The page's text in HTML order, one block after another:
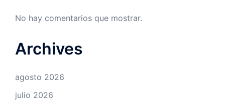
No hay comentarios que mostrar.
Archives
agosto 2026
julio 2026